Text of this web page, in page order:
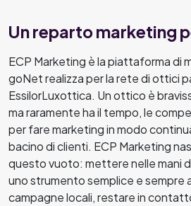
Un reparto marketing
ECP Marketing è la piattaforma di
goNet realizza per la rete di ottici
EssilorLuxottica. Un ottico è
ma raramente ha il tempo, le
per fare marketing in modo
bacino di clienti. ECP Marketing
questo vuoto: mettere nelle mani
uno strumento semplice e sempre
campagne locali, restare in